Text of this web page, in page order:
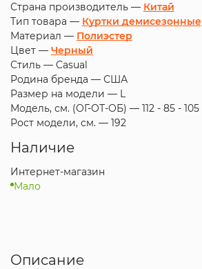
Страна производитель — Китай
Тип товара — Куртки демисезонные
Материал — Полиэстер
Цвет — Черный
Стиль — Casual
Родина бренда — США
Размер на модели — L
Модель, см. (ОГ-ОТ-ОБ) — 112 - 85 - 105
Рост модели, см. — 192
Наличие
Интернет-магазин
Мало
Описание